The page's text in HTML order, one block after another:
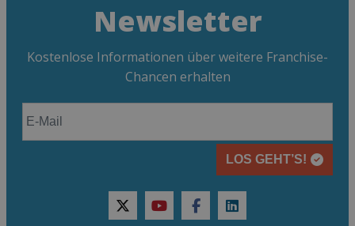
Newsletter
Kostenlose Informationen über weitere Franchise-
Chancen erhalten
LOS GEHT’S!
twitteryoutubefacebooklinkedin